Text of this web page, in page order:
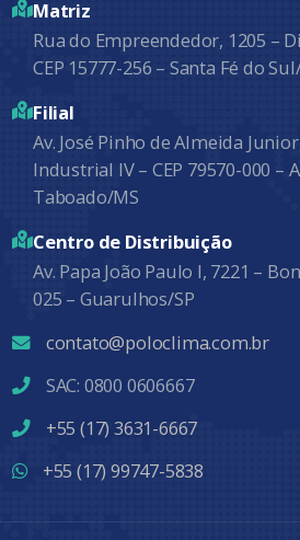
Matriz
Rua do Empreendedor, 1205 –
CEP 15777-256 – Santa Fé do
Filial
Av. José Pinho de Almeida
Industrial IV – CEP 79570-000 –
Taboado/MS
Centro de Distribuição
Av. Papa João Paulo I, 7221 –
025 – Guarulhos/SP
contato@poloclima.com.br
SAC: 0800 0606667
+55 (17) 3631-6667
+55 (17) 99747-5838